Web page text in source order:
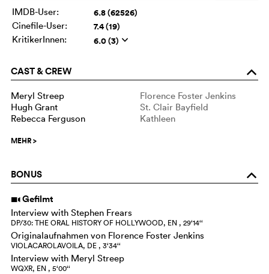
IMDB-User:
6.8 (62526)
Cinefile-User: 7.4 (19)
KritikerInnen: 6.0 (3) q
CAST & CREW o
Meryl Streep
Florence Foster Jenkins
Hugh Grant
St. Clair Bayfield
Rebecca Ferguson
Kathleen
MEHR>
BONUS o
i Gefilmt
Interview with Stephen Frears
DP/30: THE ORAL HISTORY OF HOLLYWOOD, EN , 29‘14‘‘
Originalaufnahmen von Florence Foster Jenkins
VIOLACAROLAVOILA, DE , 3‘34‘‘
Interview with Meryl Streep
WQXR, EN , 5‘00‘‘